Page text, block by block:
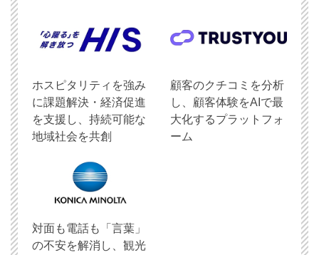
ホスピタリティを強み
に課題解決・経済促進
を支援し、持続可能な
地域社会を共創
顧客のクチコミを分析
し、顧客体験をAIで最
大化するプラットフォ
ーム
対面も電話も「言葉」
の不安を解消し、観光